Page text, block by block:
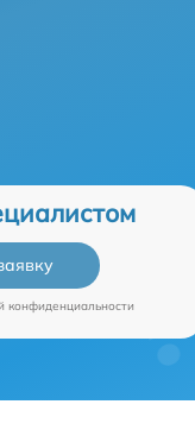
конфиденциальности